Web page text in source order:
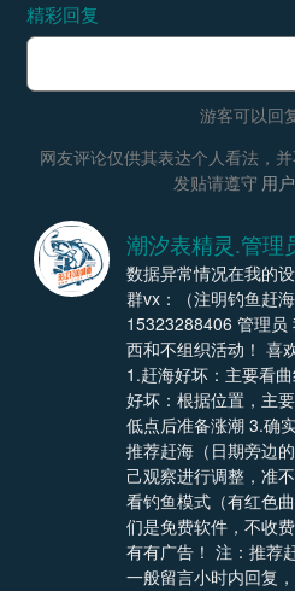
精彩回复
游客可以回
网友评论仅供其表达个人看法，
发贴请遵守 用
潮汐表精灵.管理
数据异常情况在我的
群vx：（注明钓鱼赶
15323288406 管理员
西和不组织活动！ 喜
1.赶海好坏：主要看
好坏：根据位置，主
低点后准备涨潮 3.确
推荐赶海（日期旁边
己观察进行调整，准
看钓鱼模式（有红色
们是免费软件，不收
有有广告！ 注：推荐
一般留言小时内回复